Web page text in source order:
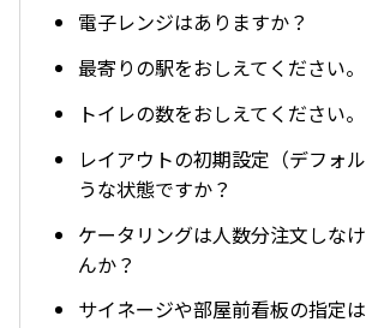
電子レンジはありますか？
最寄りの駅をおしえてください。
トイレの数をおしえてください。
レイアウトの初期設定（デフォ
うな状態ですか？
ケータリングは人数分注文しな
んか？
サイネージや部屋前看板の指定